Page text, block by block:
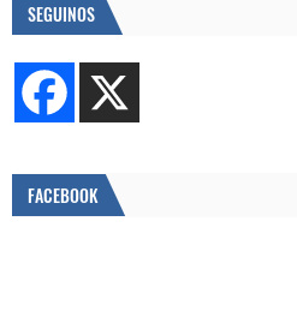
SEGUINOS
FACEBOOK